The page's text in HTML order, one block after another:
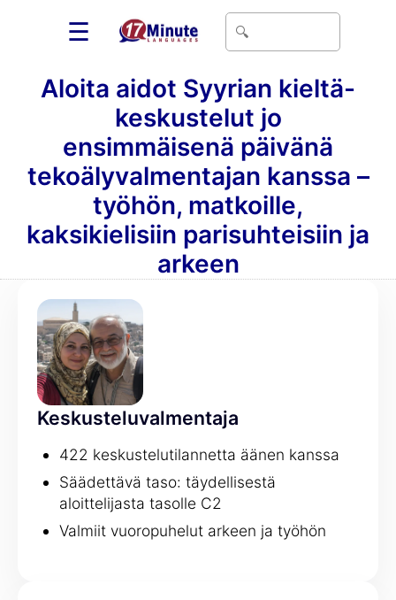
☰
Aloita aidot Syyrian kieltä-
keskustelut jo
ensimmäisenä päivänä
tekoälyvalmentajan kanssa –
työhön, matkoille,
kaksikielisiin parisuhteisiin ja
arkeen
Keskusteluvalmentaja
422 keskustelutilannetta äänen kanssa
Säädettävä taso: täydellisestä
aloittelijasta tasolle C2
Valmiit vuoropuhelut arkeen ja työhön